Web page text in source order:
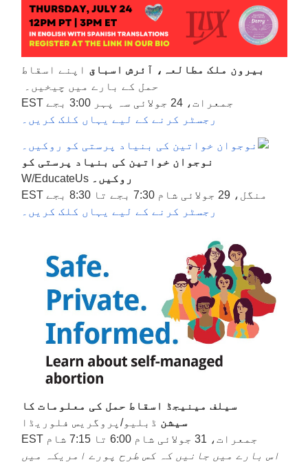
بیرون ملک مطالعہ، آئرش اسباق اپنے اسقاط
حمل کے بارے میں چیخیں۔
جمعرات، 24 جولائی سہ پہر 3:00 بجے EST
رجسٹر کرنے کے لیے یہاں کلک کریں۔
نوجوان خواتین کی بنیاد پرستی کو
روکیں۔ W/EducateUs
منگل، 29 جولائی شام 7:30 بجے تا 8:30 بجے EST
رجسٹر کرنے کے لیے یہاں کلک کریں۔
سیلف مینیجڈ اسقاط حمل کی معلومات کا
سیشن ڈبلیو/پروگریس فلوریڈا
جمعرات، 31 جولائی شام 6:00 تا 7:15 شام EST
اس بارے میں جانیں کہ کس طرح پورے امریکہ میں